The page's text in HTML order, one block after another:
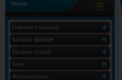
Меню
Главная страница
Каталог файлов
Каталог статей
Блог
Фотоальбомы